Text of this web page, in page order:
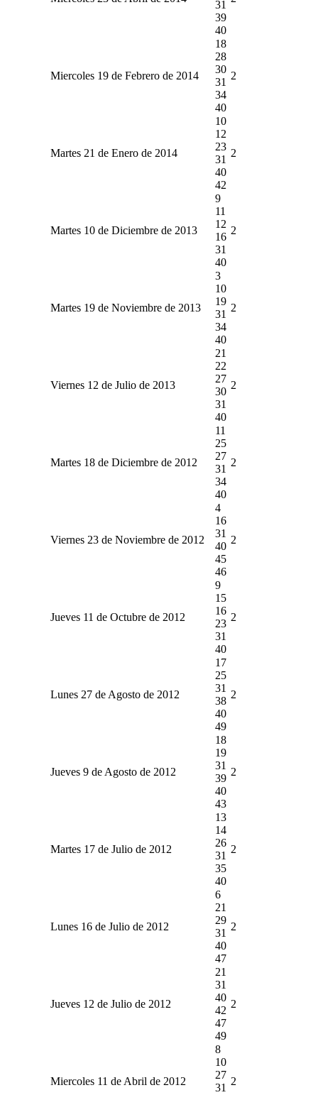
31
39
40
Miercoles 19 de Febrero de 2014
18
28
30
31
34
40
2
Martes 21 de Enero de 2014
10
12
23
31
40
42
2
Martes 10 de Diciembre de 2013
9
11
12
16
31
40
2
Martes 19 de Noviembre de 2013
3
10
19
31
34
40
2
Viernes 12 de Julio de 2013
21
22
27
30
31
40
2
Martes 18 de Diciembre de 2012
11
25
27
31
34
40
2
Viernes 23 de Noviembre de 2012
4
16
31
40
45
46
2
Jueves 11 de Octubre de 2012
9
15
16
23
31
40
2
Lunes 27 de Agosto de 2012
17
25
31
38
40
49
2
Jueves 9 de Agosto de 2012
18
19
31
39
40
43
2
Martes 17 de Julio de 2012
13
14
26
31
35
40
2
Lunes 16 de Julio de 2012
6
21
29
31
40
47
2
Jueves 12 de Julio de 2012
21
31
40
42
47
49
2
Miercoles 11 de Abril de 2012
8
10
27
31
2